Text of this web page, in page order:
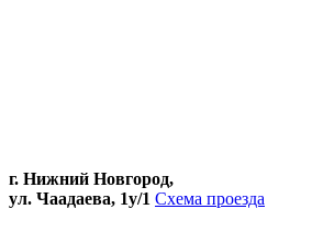
г. Нижний Новгород,
ул. Чаадаева, 1у/1 Схема проезда